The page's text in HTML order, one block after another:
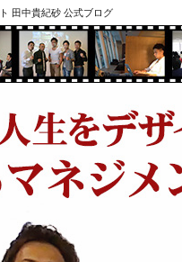
田中貴紀砂 公式ブログ